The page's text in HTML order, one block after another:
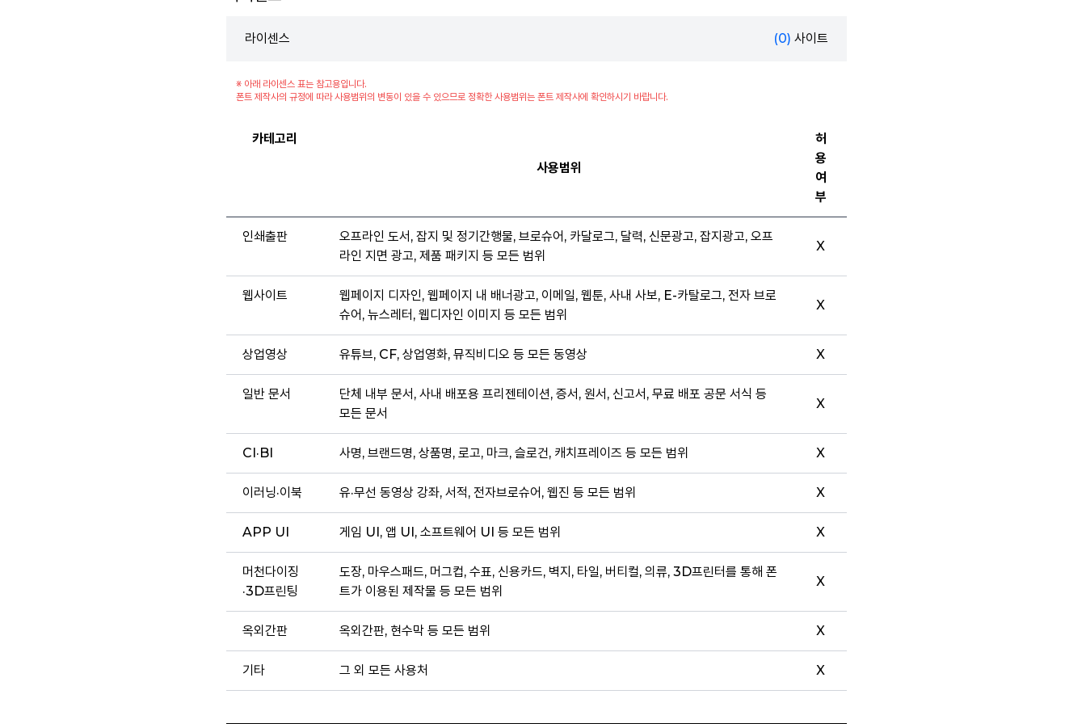
라이센스 (0) 사이트
※ 아래 라이센스 표는 참고용입니다.
폰트 제작사의 규정에 따라 사용범위의 변동이 있을 수 있으므로 정확한 사용범위는 폰트 제작사에 확인하시기 바랍니다.
카테고리
사용범위
허
용
여
부
인쇄출판
오프라인 도서, 잡지 및 정기간행물, 브로슈어, 카달로그, 달력, 신문광고, 잡지광고, 오프
라인 지면 광고, 제품 패키지 등 모든 범위
X
웹사이트
웹페이지 디자인, 웹페이지 내 배너광고, 이메일, 웹툰, 사내 사보, E-카탈로그, 전자 브로
슈어, 뉴스레터, 웹디자인 이미지 등 모든 범위
X
상업영상 유튜브, CF, 상업영화, 뮤직비디오 등 모든 동영상 X
일반 문서
단체 내부 문서, 사내 배포용 프리젠테이션, 증서, 원서, 신고서, 무료 배포 공문 서식 등
모든 문서
X
CI·BI 사명, 브랜드명, 상품명, 로고, 마크, 슬로건, 캐치프레이즈 등 모든 범위 X
이러닝·이북 유·무선 동영상 강좌, 서적, 전자브로슈어, 웹진 등 모든 범위 X
APP UI 게임 UI, 앱 UI, 소프트웨어 UI 등 모든 범위 X
머천다이징
·3D프린팅
도장, 마우스패드, 머그컵, 수표, 신용카드, 벽지, 타일, 버티컬, 의류, 3D프린터를 통해 폰
트가 이용된 제작물 등 모든 범위
X
옥외간판 옥외간판, 현수막 등 모든 범위 X
기타 그 외 모든 사용처 X